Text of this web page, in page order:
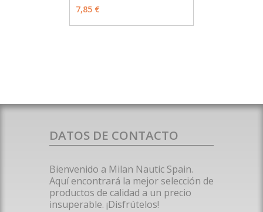
7,85 €
DATOS DE CONTACTO
Bienvenido a Milan Nautic Spain.
Aquí encontrará la mejor selección de
productos de calidad a un precio
insuperable. ¡Disfrútelos!